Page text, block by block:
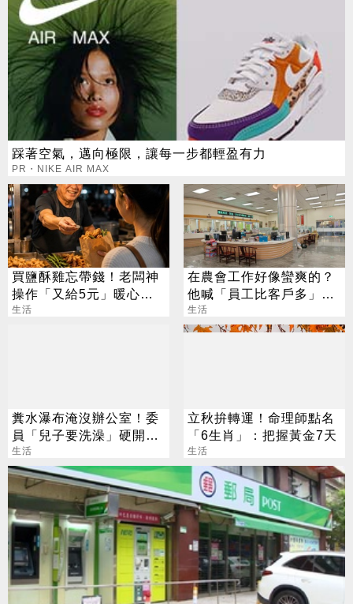
踩著空氣，邁向極限，讓每一步都輕盈有力
PR・NIKE AIR MAX
買鹽酥雞忘帶錢！老闆神
操作「又給5元」暖心舉
動看哭網友
生活
在農會工作好像蠻爽的？
他喊「員工比客戶多」內
行人曝真相
生活
糞水瀑布淹沒辦公室！委
員「兒子要洗澡」硬開水
塔 鄰居大崩潰
生活
立秋拚轉運！命理師點名
「6生肖」：把握黃金7天
生活